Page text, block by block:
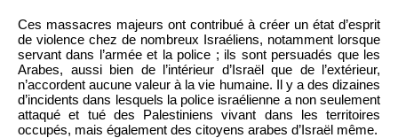
Ces massacres majeurs ont contribué à créer un état d’esprit
de violence chez de nombreux Israéliens, notamment lorsque
servant dans l’armée et la police ; ils sont persuadés que les
Arabes, aussi bien de l’intérieur d’Israël que de l’extérieur,
n’accordent aucune valeur à la vie humaine. Il y a des dizaines
d’incidents dans lesquels la police israélienne a non seulement
attaqué et tué des Palestiniens vivant dans les territoires
occupés, mais également des citoyens arabes d’Israël même.